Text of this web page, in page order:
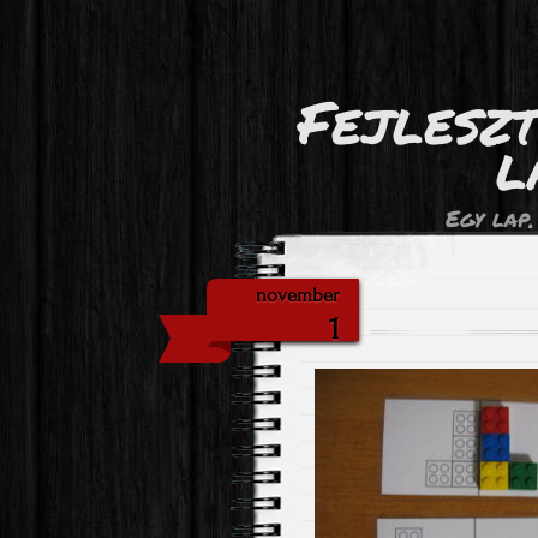
Egy
november
1